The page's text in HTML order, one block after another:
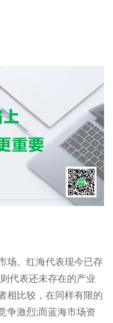
场。红海代表现今已存
代表还未存在的产业
相比较，在同样有限的
争激烈;而蓝海市场资